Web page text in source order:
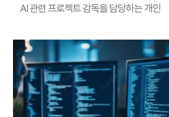
AI 관련 프로젝트 감독을 담당하는 개인